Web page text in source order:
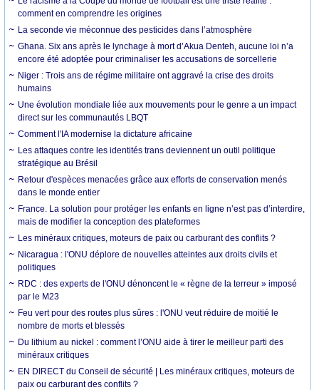
comment en comprendre les origines
La seconde vie méconnue des pesticides dans l’atmosphère
Ghana. Six ans après le lynchage à mort d’Akua Denteh, aucune loi n’a
encore été adoptée pour criminaliser les accusations de sorcellerie
Niger : Trois ans de régime militaire ont aggravé la crise des droits
humains
Une évolution mondiale liée aux mouvements pour le genre a un impact
direct sur les communautés LBQT
Comment l'IA modernise la dictature africaine
Les attaques contre les identités trans deviennent un outil politique
stratégique au Brésil
Retour d'espèces menacées grâce aux efforts de conservation menés
dans le monde entier
France. La solution pour protéger les enfants en ligne n’est pas d’interdire,
mais de modifier la conception des plateformes
Les minéraux critiques, moteurs de paix ou carburant des conflits ?
Nicaragua : l'ONU déplore de nouvelles atteintes aux droits civils et
politiques
RDC : des experts de l'ONU dénoncent le « règne de la terreur » imposé
par le M23
Feu vert pour des routes plus sûres : l'ONU veut réduire de moitié le
nombre de morts et blessés
Du lithium au nickel : comment l’ONU aide à tirer le meilleur parti des
minéraux critiques
EN DIRECT du Conseil de sécurité | Les minéraux critiques, moteurs de
paix ou carburant des conflits ?